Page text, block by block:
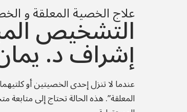
علاج الخصية المعلقة و
التشخيص
إشراف د.
عندما لا تنزل إحدى الخصيتين أو
المعلقة”. هذه الحالة تحتاج إلى